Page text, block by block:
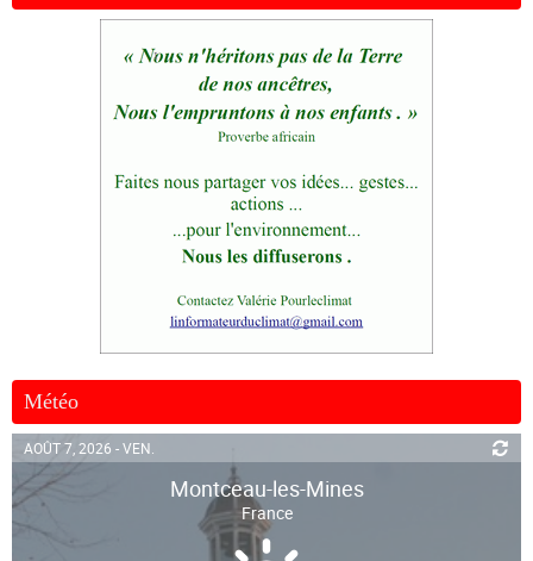
Météo
AOÛT 7, 2026 - VEN.
Montceau-les-Mines
France